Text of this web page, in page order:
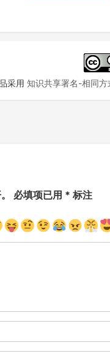
采用 知识共享署名-相同
必填项已用 * 标注